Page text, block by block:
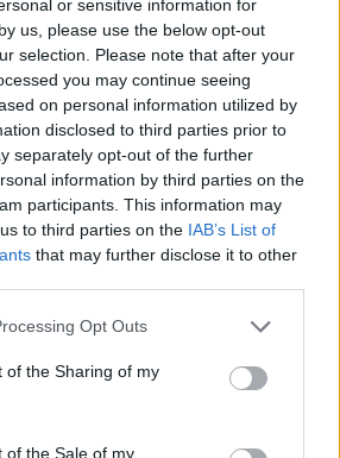
or sensitive information for
us, please use the below opt-out
selection. Please note that after your
you may continue seeing
on personal information utilized by
disclosed to third parties prior to
separately opt-out of the further
information by third parties on the
participants. This information may
to third parties on the IAB’s List of
that may further disclose it to other
app uses one or more Google
or usage behaviour. You may click to
to Google and its third-party tags to
specified purposes in below Google
Opt Outs
of the Sharing of my
of the Sale of my
των τεχνικών όλων των
Όπως λένε οι πτήσεις
60%, δεν μπορούν οι
τα δρομολόγια τους.
ο πρωθυπουργός, να
είναι απαραίτητο το έργο και να
ιστορία».